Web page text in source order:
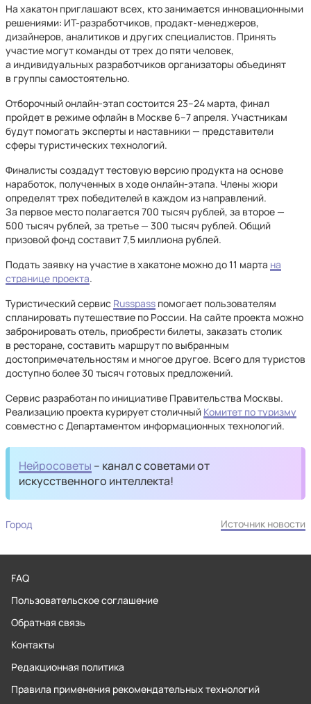
На хакатон приглашают всех, кто занимается инновационными
решениями: ИТ-разработчиков, продакт-менеджеров,
дизайнеров, аналитиков и других специалистов. Принять
участие могут команды от трех до пяти человек,
а индивидуальных разработчиков организаторы объединят
в группы самостоятельно.
Отборочный онлайн-этап состоится 23–24 марта, финал
пройдет в режиме офлайн в Москве 6–7 апреля. Участникам
будут помогать эксперты и наставники — представители
сферы туристических технологий.
Финалисты создадут тестовую версию продукта на основе
наработок, полученных в ходе онлайн-этапа. Члены жюри
определят трех победителей в каждом из направлений.
За первое место полагается 700 тысяч рублей, за второе —
500 тысяч рублей, за третье — 300 тысяч рублей. Общий
призовой фонд составит 7,5 миллиона рублей.
Подать заявку на участие в хакатоне можно до 11 марта на
странице проекта.
Туристический сервис Russpass помогает пользователям
спланировать путешествие по России. На сайте проекта можно
забронировать отель, приобрести билеты, заказать столик
в ресторане, составить маршрут по выбранным
достопримечательностям и многое другое. Всего для туристов
доступно более 30 тысяч готовых предложений.
Сервис разработан по инициативе Правительства Москвы.
Реализацию проекта курирует столичный Комитет по туризму
совместно с Департаментом информационных технологий.
Нейросоветы – канал с советами от
искусственного интеллекта!
Город Источник новости
FAQ
Пользовательское соглашение
Обратная связь
Контакты
Редакционная политика
Правила применения рекомендательных технологий